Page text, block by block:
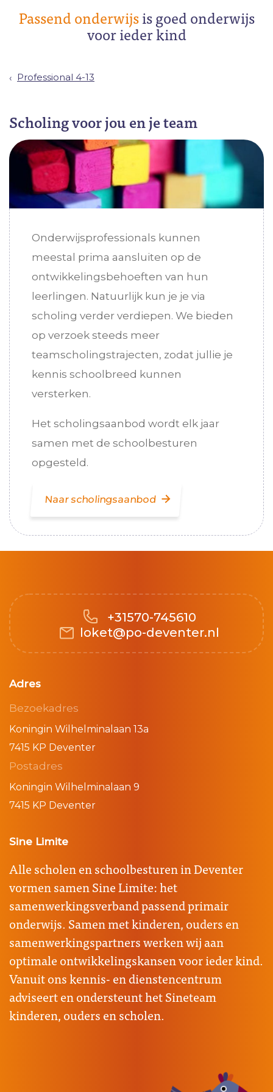
Passend onderwijsis goed onderwijs
voor ieder kind
Professional 4-13
Scholing voor jou en je team
Onderwijsprofessionals kunnen
meestal prima aansluiten op de
ontwikkelingsbehoeften van hun
leerlingen. Natuurlijk kun je je via
scholing verder verdiepen. We bieden
op verzoek steeds meer
teamscholingstrajecten, zodat jullie je
kennis schoolbreed kunnen
versterken.
Het scholingsaanbod wordt elk jaar
samen met de schoolbesturen
opgesteld.
Naar scholingsaanbod
+31570-745610
loket@po-deventer.nl
Adres
Bezoekadres
Koningin Wilhelminalaan 13a
7415 KP Deventer
Postadres
Koningin Wilhelminalaan 9
7415 KP Deventer
Sine Limite
Alle scholen en schoolbesturen in Deventer
vormen samen Sine Limite: het
samenwerkingsverband passend primair
onderwijs. Samen met kinderen, ouders en
samenwerkingspartners werken wij aan
optimale ontwikkelingskansen voor ieder kind.
Vanuit ons kennis- en dienstencentrum
adviseert en ondersteunt het Sineteam
kinderen, ouders en scholen.